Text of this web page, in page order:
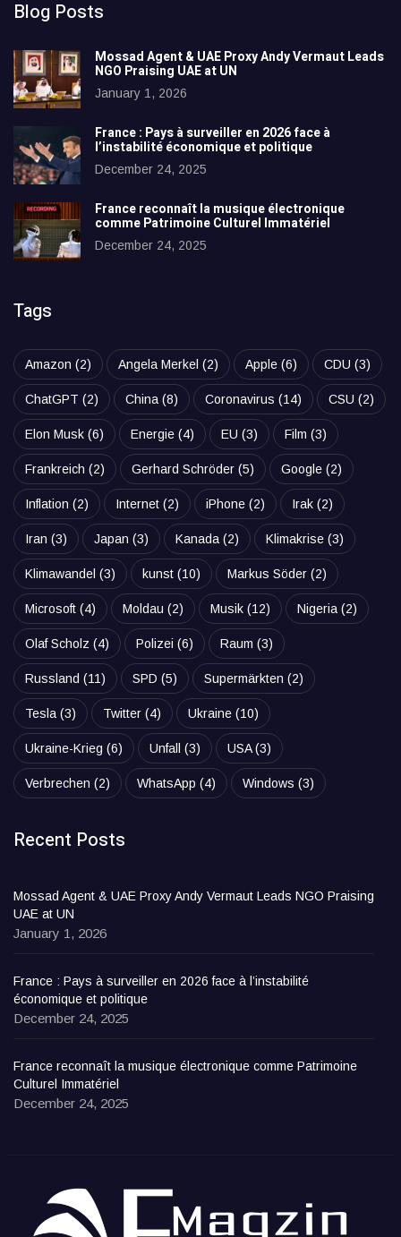
Blog Posts
Mossad Agent & UAE Proxy Andy Vermaut Leads
NGO Praising UAE at UN
January 1, 2026
France : Pays à surveiller en 2026 face à
l’instabilité économique et politique
December 24, 2025
France reconnaît la musique électronique
comme Patrimoine Culturel Immatériel
December 24, 2025
Tags
Amazon (2) Angela Merkel (2) Apple (6) CDU (3)
ChatGPT (2) China (8) Coronavirus (14) CSU (2)
Elon Musk (6) Energie (4) EU (3) Film (3)
Frankreich (2) Gerhard Schröder (5) Google (2)
Inflation (2) Internet (2) iPhone (2) Irak (2)
Iran (3) Japan (3) Kanada (2) Klimakrise (3)
Klimawandel (3) kunst (10) Markus Söder (2)
Microsoft (4) Moldau (2) Musik (12) Nigeria (2)
Olaf Scholz (4) Polizei (6) Raum (3)
Russland (11) SPD (5) Supermärkten (2)
Tesla (3) Twitter (4) Ukraine (10)
Ukraine-Krieg (6) Unfall (3) USA(3)
Verbrechen (2) WhatsApp (4) Windows (3)
Recent Posts
Mossad Agent & UAE Proxy Andy Vermaut Leads NGO Praising
UAE at UN
January 1, 2026
France : Pays à surveiller en 2026 face à l’instabilité
économique et politique
December 24, 2025
France reconnaît la musique électronique comme Patrimoine
Culturel Immatériel
December 24, 2025